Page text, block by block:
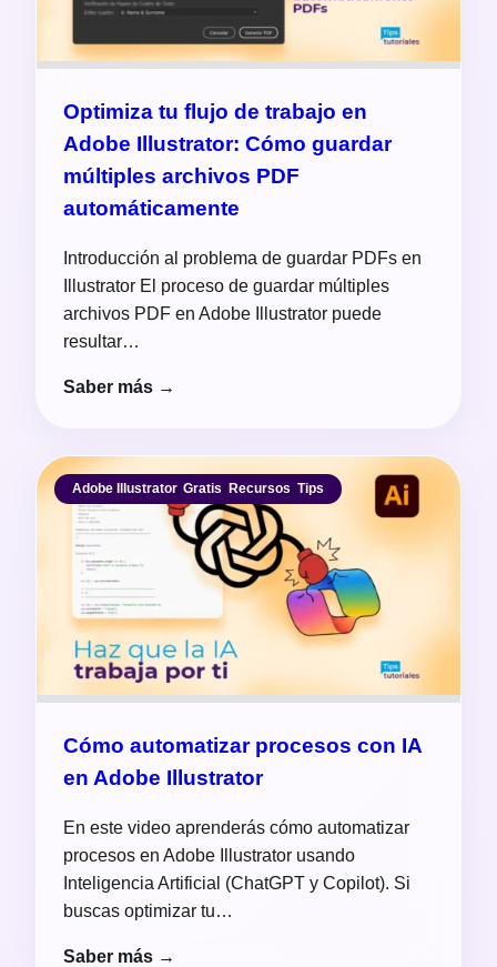
Optimiza tu flujo de trabajo en
Adobe Illustrator: Cómo guardar
múltiples archivos PDF
automáticamente
Introducción al problema de guardar PDFs en
Illustrator El proceso de guardar múltiples
archivos PDF en Adobe Illustrator puede
resultar…
Saber más →
Adobe Illustrator, Gratis, Recursos, Tips
Cómo automatizar procesos con IA
en Adobe Illustrator
En este video aprenderás cómo automatizar
procesos en Adobe Illustrator usando
Inteligencia Artificial (ChatGPT y Copilot). Si
buscas optimizar tu…
Saber más →